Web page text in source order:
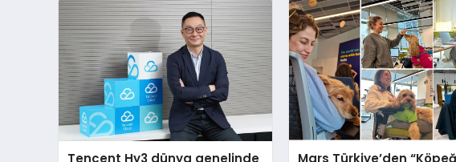
Tencent Hy3 dünya genelinde
Mars Türkiye’den